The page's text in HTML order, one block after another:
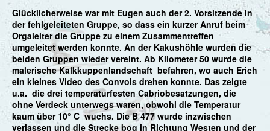
Glücklicherweise war mit Eugen auch der 2. Vorsitzende in
der fehlgeleiteten Gruppe, so dass ein kurzer Anruf beim
Orgaleiter die Gruppe zu einem Zusammentreffen
umgeleitet werden konnte. An der Kakushöhle wurden die
beiden Gruppen wieder vereint. Ab Kilometer 50 wurde die
malerische Kalkkuppenlandschaft befahren, wo auch Erich
ein kleines Video des Convois drehen konnte. Das zeigte
u.a. die drei temperaturfesten Cabriobesatzungen, die
ohne Verdeck unterwegs waren, obwohl die Temperatur
kaum über 10° C wuchs. Die B 477 wurde inzwischen
verlassen und die Strecke bog in Richtung Westen und der